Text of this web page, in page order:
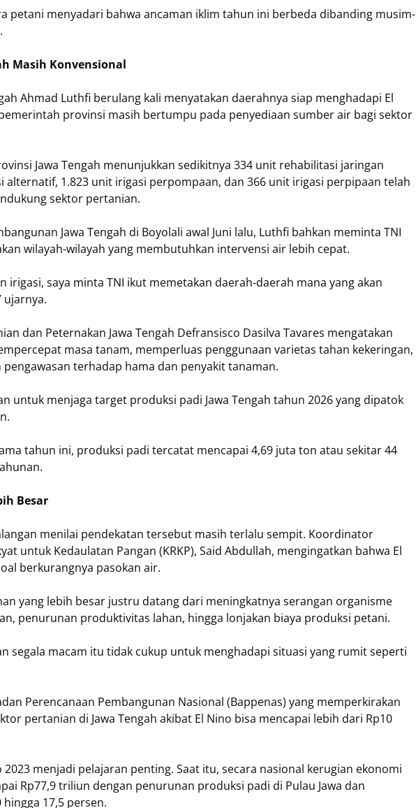
petani menyadari bahwa ancaman iklim tahun ini berbeda dibanding musim-
Masih Konvensional
Ahmad Luthfi berulang kali menyatakan daerahnya siap menghadapi El
provinsi masih bertumpu pada penyediaan sumber air bagi sektor
Jawa Tengah menunjukkan sedikitnya 334 unit rehabilitasi jaringan
alternatif, 1.823 unit irigasi perpompaan, dan 366 unit irigasi perpipaan telah
sektor pertanian.
Jawa Tengah di Boyolali awal Juni lalu, Luthfi bahkan meminta TNI
wilayah-wilayah yang membutuhkan intervensi air lebih cepat.
irigasi, saya minta TNI ikut memetakan daerah-daerah mana yang akan
ujarnya.
dan Peternakan Jawa Tengah Defransisco Dasilva Tavares mengatakan
masa tanam, memperluas penggunaan varietas tahan kekeringan,
terhadap hama dan penyakit tanaman.
untuk menjaga target produksi padi Jawa Tengah tahun 2026 yang dipatok
tahun ini, produksi padi tercatat mencapai 4,69 juta ton atau sekitar 44
Besar
menilai pendekatan tersebut masih terlalu sempit. Koordinator
untuk Kedaulatan Pangan (KRKP), Said Abdullah, mengingatkan bahwa El
berkurangnya pasokan air.
yang lebih besar justru datang dari meningkatnya serangan organisme
penurunan produktivitas lahan, hingga lonjakan biaya produksi petani.
segala macam itu tidak cukup untuk menghadapi situasi yang rumit seperti
Perencanaan Pembangunan Nasional (Bappenas) yang memperkirakan
pertanian di Jawa Tengah akibat El Nino bisa mencapai lebih dari Rp10
2023 menjadi pelajaran penting. Saat itu, secara nasional kerugian ekonomi
Rp77,9 triliun dengan penurunan produksi padi di Pulau Jawa dan
17,5 persen.